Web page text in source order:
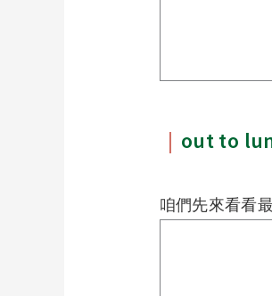
｜ out to
咱們先來看看